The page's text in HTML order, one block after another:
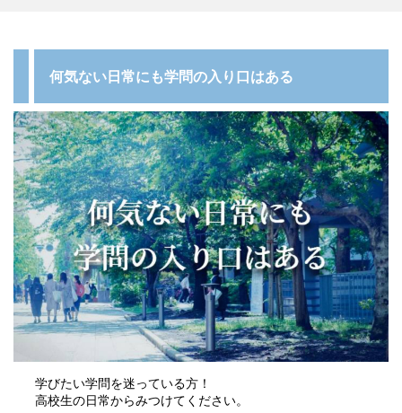
何気ない日常にも学問の入り口はある
学びたい学問を迷っている方！
高校生の日常からみつけてください。